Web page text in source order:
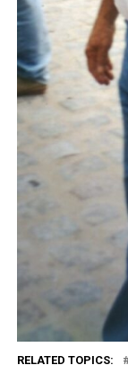
RELATED TOPICS: